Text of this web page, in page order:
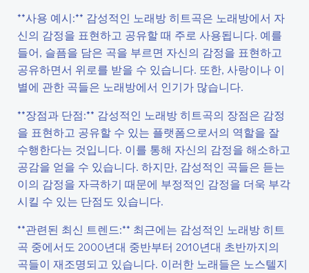
**사용 예시:** 감성적인 노래방 히트곡은 노래방에서 자
신의 감정을 표현하고 공유할 때 주로 사용됩니다. 예를
들어, 슬픔을 담은 곡을 부르면 자신의 감정을 표현하고
공유하면서 위로를 받을 수 있습니다. 또한, 사랑이나 이
별에 관한 곡들은 노래방에서 인기가 많습니다.
**장점과 단점:** 감성적인 노래방 히트곡의 장점은 감정
을 표현하고 공유할 수 있는 플랫폼으로서의 역할을 잘
수행한다는 것입니다. 이를 통해 자신의 감정을 해소하고
공감을 얻을 수 있습니다. 하지만, 감성적인 곡들은 듣는
이의 감정을 자극하기 때문에 부정적인 감정을 더욱 부각
시킬 수 있는 단점도 있습니다.
**관련된 최신 트렌드:** 최근에는 감성적인 노래방 히트
곡 중에서도 2000년대 중반부터 2010년대 초반까지의
곡들이 재조명되고 있습니다. 이러한 노래들은 노스텔지